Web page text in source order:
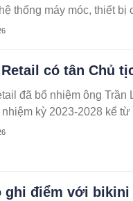
thống máy móc, thiết
có tân Chủ
đã bổ nhiệm ông
kỳ 2023-2028 kể từ
ghi điểm với bikini